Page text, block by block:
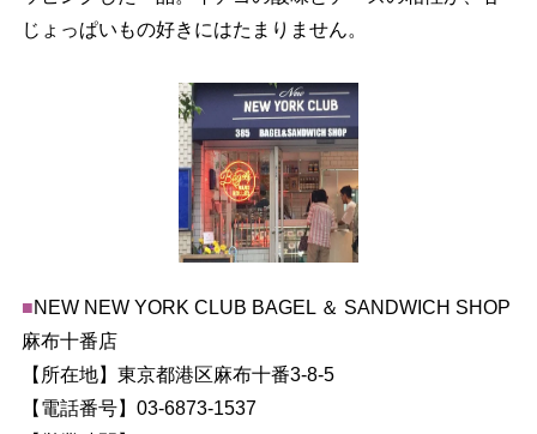
じょっぱいもの好きにはたまりません。
■NEW NEW YORK CLUB BAGEL ＆ SANDWICH SHOP
麻布十番店
【所在地】東京都港区麻布十番3-8-5
【電話番号】03-6873-1537